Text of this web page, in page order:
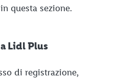
questa sezione.
Lidl Plus
di registrazione,